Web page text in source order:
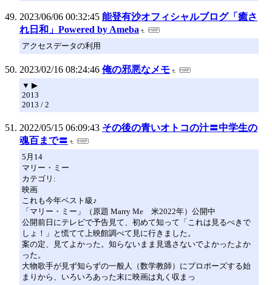
2023/06/06 00:32:45 能登有沙オフィシャルブログ「癒さ
れ日和」Powered by Ameba
アクセスデータの利用
2023/02/16 08:24:46 俺の邪悪なメモ
▼ ▶
2013
2013 / 2
2022/05/15 06:09:43 その後の青いオトコの汁〓中学生の
魂百まで〓
5月14
マリー・ミー
カテゴリ:
映画
これも今年ベスト級♪
「マリー・ミー」（原題 Marry Me 米2022年）公開中
公開前日にテレビで予告見て、初めて知って「これは見るべきで
しょ！」と慌てて上映館調べて見に行きました。
案の定、見てよかった。知らないまま見逃さないでよかったよか
った。
大物歌手が見ず知らずの一般人（数学教師）にプロポーズする始
まりから、いろいろあった末に映画は丸く収まっ